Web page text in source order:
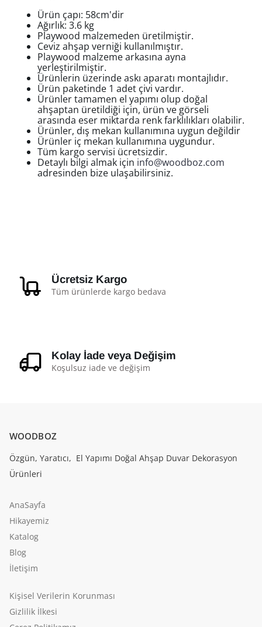
Ürün çapı: 58cm'dir
Ağırlık: 3.6 kg
Playwood malzemeden üretilmiştir.
Ceviz ahşap verniği kullanılmıştır.
Playwood malzeme arkasına ayna
yerleştirilmiştir.
Ürünlerin üzerinde askı aparatı montajlıdır.
Ürün paketinde 1 adet çivi vardır.
Ürünler tamamen el yapımı olup doğal
ahşaptan üretildiği için, ürün ve görseli
arasında eser miktarda renk farklılıkları olabilir.
Ürünler, dış mekan kullanımına uygun değildir
Ürünler iç mekan kullanımına uygundur.
Tüm kargo servisi ücretsizdir.
Detaylı bilgi almak için info@woodboz.com
adresinden bize ulaşabilirsiniz.
Ücretsiz Kargo
Tüm ürünlerde kargo bedava
Kolay İade veya Değişim
Koşulsuz iade ve değişim
WOODBOZ
Özgün, Yaratıcı, El Yapımı Doğal Ahşap Duvar Dekorasyon
Ürünleri
AnaSayfa
Hikayemiz
Katalog
Blog
İletişim
Kişisel Verilerin Korunması
Gizlilik İlkesi